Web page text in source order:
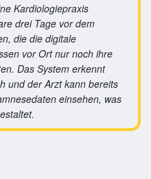
Kardiologiepraxis
drei Tage vor dem
die die digitale
vor Ort nur noch ihre
Das System erkennt
und der Arzt kann bereits
einsehen, was